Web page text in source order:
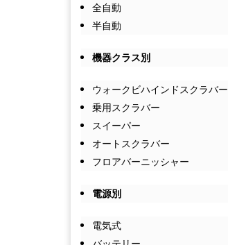
全自動
半自動
機器クラス別
ウォークビハインドスクラバー
乗用スクラバー
スイーパー
オートスクラバー
フロアバーニッシャー
電源別
電気式